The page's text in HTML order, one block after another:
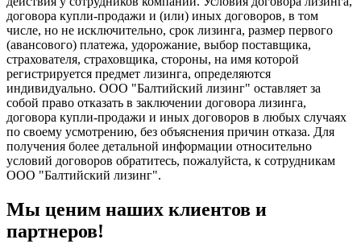
договора купли-продажи и (или) иных договоров, в том
числе, но не исключительно, срок лизинга, размер первого
(авансового) платежа, удорожание, выбор поставщика,
страхователя, страховщика, стороны, на имя которой
регистрируется предмет лизинга, определяются
индивидуально. ООО "Балтийский лизинг" оставляет за
собой право отказать в заключении договора лизинга,
договора купли-продажи и иных договоров в любых случаях
по своему усмотрению, без объяснения причин отказа. Для
получения более детальной информации относительно
условий договоров обратитесь, пожалуйста, к сотрудникам
ООО "Балтийский лизинг".
Мы ценим наших клиентов и
партнеров!